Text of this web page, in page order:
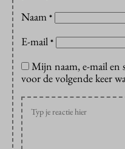
Naam *
E-mail *
Mijn naam, e-mail en
voor de volgende keer